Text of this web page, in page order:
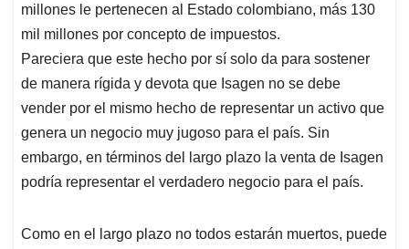
millones le pertenecen al Estado colombiano, más 130
mil millones por concepto de impuestos.
Pareciera que este hecho por sí solo da para sostener
de manera rígida y devota que Isagen no se debe
vender por el mismo hecho de representar un activo que
genera un negocio muy jugoso para el país. Sin
embargo, en términos del largo plazo la venta de Isagen
podría representar el verdadero negocio para el país.
Como en el largo plazo no todos estarán muertos, puede